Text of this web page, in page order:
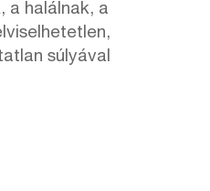
a halálnak, a
súlyával